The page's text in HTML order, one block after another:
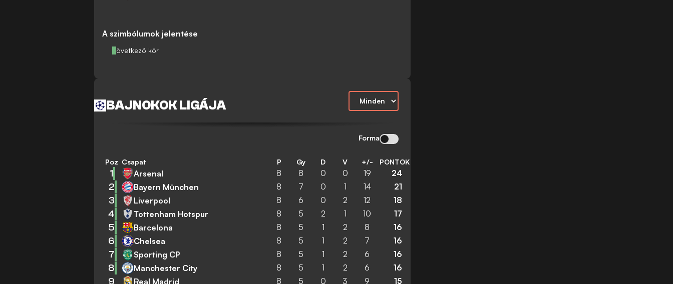
A szimbólumok jelentése
Következő kör
BAJNOKOK LIGÁJA
Forma
Poz Csapat P Gy D V +/- PONTOK
1 Arsenal 8 8 0 0 19 24
2 Bayern München 8 7 0 1 14 21
3 Liverpool 8 6 0 2 12 18
4 Tottenham Hotspur 8 5 2 1 10 17
5 Barcelona 8 5 1 2 8 16
6 Chelsea 8 5 1 2 7 16
7 Sporting CP 8 5 1 2 6 16
8 Manchester City 8 5 1 2 6 16
9 Real Madrid 8 5 0 3 9 15